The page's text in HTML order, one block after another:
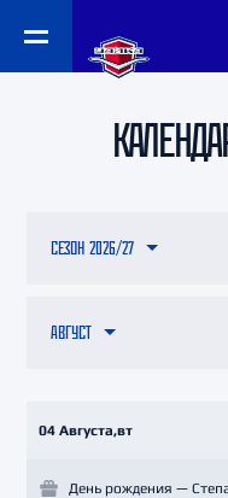
АВГУСТ
СЕЗОН 2026/27
04 Августа,вт
День рождения —